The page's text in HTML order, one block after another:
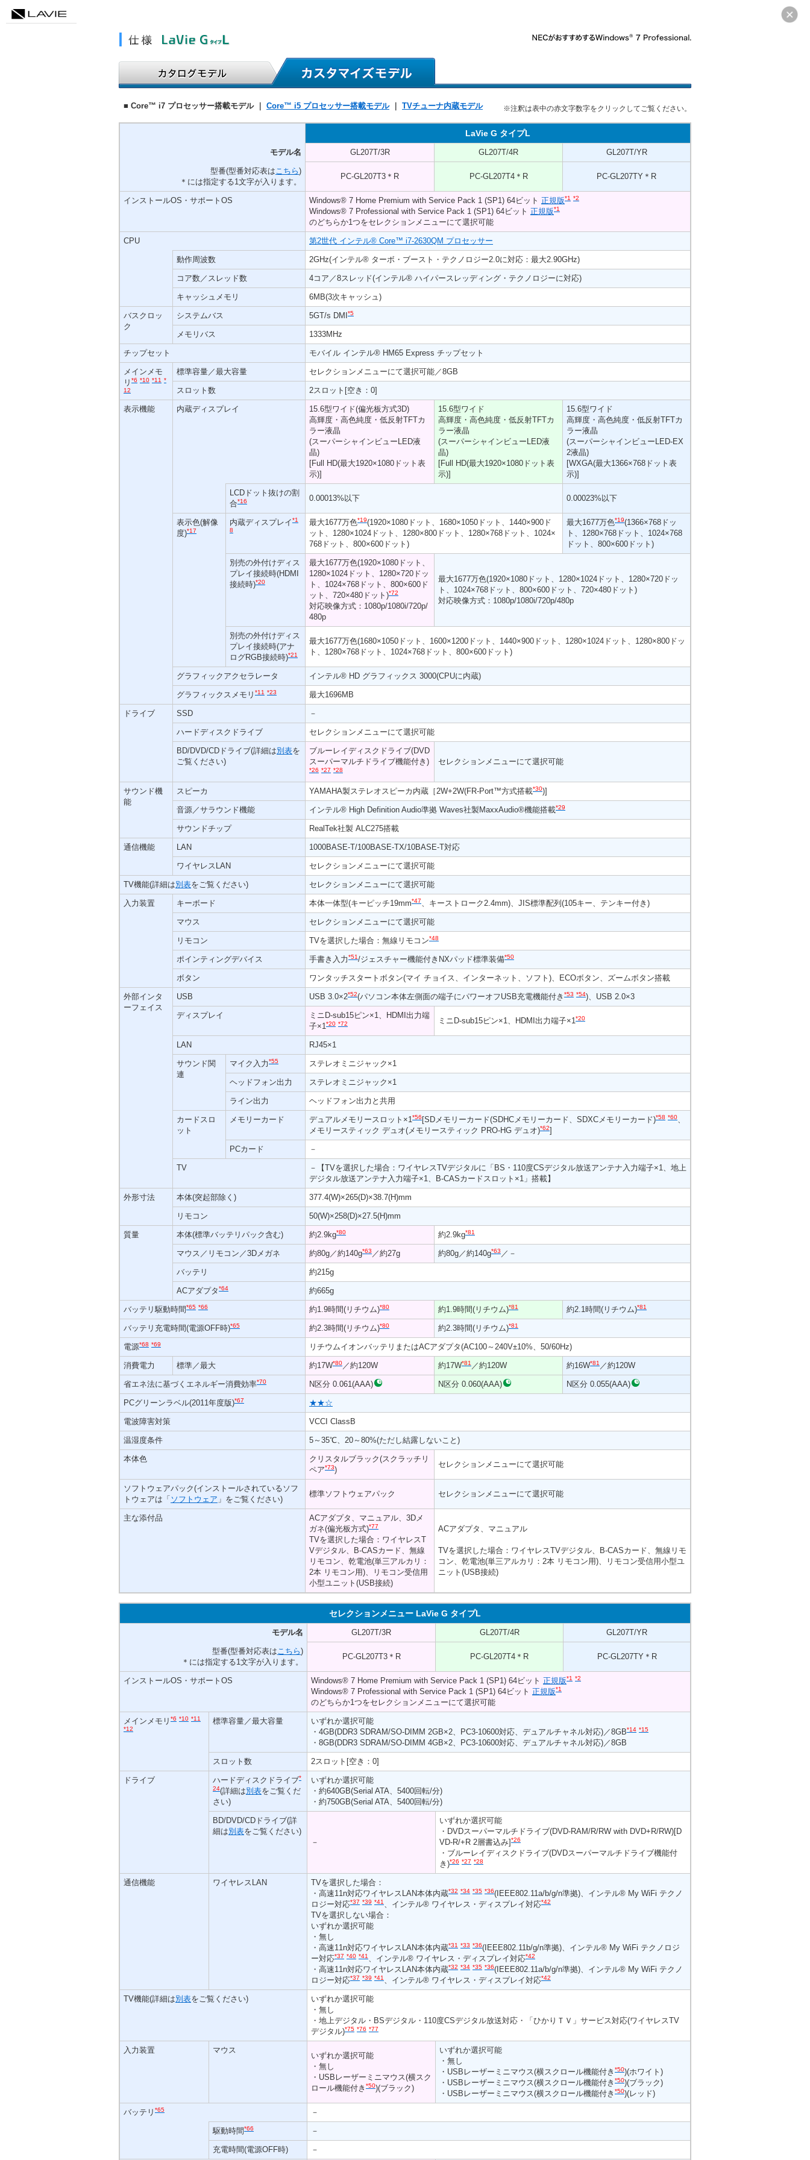
■ Core™ i7 プロセッサー搭載モデル ｜ Core™ i5 プロセッサー搭載モデル｜ TVチューナ内蔵モデル ※注釈は表中の赤文字数字をクリックしてご覧ください。
LaVie G タイプL
モデル名 GL207T/3R GL207T/4R GL207T/YR
型番(型番対応表はこちら)
＊には指定する1文字が入ります。
PC-GL207T3＊R PC-GL207T4＊R PC-GL207TY＊R
インストールOS・サポートOS Windows® 7 Home Premium with Service Pack 1 (SP1) 64ビット 正規版*1 *2
Windows® 7 Professional with Service Pack 1 (SP1) 64ビット 正規版*1
のどちらか1つをセレクションメニューにて選択可能
CPU 第2世代 インテル® Core™ i7-2630QM プロセッサー
動作周波数 2GHz(インテル® ターボ・ブースト・テクノロジー2.0に対応：最大2.90GHz)
コア数／スレッド数 4コア／8スレッド(インテル® ハイパースレッディング・テクノロジーに対応)
キャッシュメモリ 6MB(3次キャッシュ)
バスクロッ
ク
システムバス 5GT/s DMI *5
メモリバス 1333MHz
チップセット モバイル インテル® HM65 Express チップセット
メインメモ
リ *6 *10 *11 *
12
標準容量／最大容量 セレクションメニューにて選択可能／8GB
スロット数 2スロット[空き：0]
表示機能 内蔵ディスプレイ
15.6型ワイド(偏光板方式3D)
高輝度・高色純度・低反射TFTカ
ラー液晶
(スーパーシャインビューLED液
晶)
[Full HD(最大1920×1080ドット表
示)]
15.6型ワイド
高輝度・高色純度・低反射TFTカ
ラー液晶
(スーパーシャインビューLED液
晶)
[Full HD(最大1920×1080ドット表
示)]
15.6型ワイド
高輝度・高色純度・低反射TFTカ
ラー液晶
(スーパーシャインビューLED-EX
2液晶)
[WXGA(最大1366×768ドット表
示)]
LCDドット抜けの割
合*16 0.00013%以下 0.00023%以下
表示色(解像
度)*17
内蔵ディスプレイ*1
8
最大1677万色*19(1920×1080ドット、1680×1050ドット、1440×900ド
ット、1280×1024ドット、1280×800ドット、1280×768ドット、1024×
768ドット、800×600ドット)
最大1677万色*19(1366×768ドッ
ト、1280×768ドット、1024×768
ドット、800×600ドット)
別売の外付けディス
プレイ接続時(HDMI
接続時)*20
最大1677万色(1920×1080ドット、
1280×1024ドット、1280×720ドッ
ト、1024×768ドット、800×600ド
ット、720×480ドット)*72
対応映像方式：1080p/1080i/720p/
480p
最大1677万色(1920×1080ドット、1280×1024ドット、1280×720ドッ
ト、1024×768ドット、800×600ドット、720×480ドット)
対応映像方式：1080p/1080i/720p/480p
別売の外付けディス
プレイ接続時(アナ
ログRGB接続時)*21
最大1677万色(1680×1050ドット、1600×1200ドット、1440×900ドット、1280×1024ドット、1280×800ドッ
ト、1280×768ドット、1024×768ドット、800×600ドット)
グラフィックアクセラレータ インテル® HD グラフィックス 3000(CPUに内蔵)
グラフィックスメモリ *11 *23 最大1696MB
ドライブ SSD －
ハードディスクドライブ セレクションメニューにて選択可能
BD/DVD/CDドライブ(詳細は別表を
ご覧ください)
ブルーレイディスクドライブ(DVD
スーパーマルチドライブ機能付き)
*26 *27 *28
セレクションメニューにて選択可能
サウンド機
能
スピーカ YAMAHA製ステレオスピーカ内蔵［2W+2W(FR-Port™方式搭載*30)]
音源／サラウンド機能 インテル® High Definition Audio準拠 Waves社製MaxxAudio®機能搭載*29
サウンドチップ RealTek社製 ALC275搭載
通信機能 LAN 1000BASE-T/100BASE-TX/10BASE-T対応
ワイヤレスLAN セレクションメニューにて選択可能
TV機能(詳細は別表をご覧ください) セレクションメニューにて選択可能
入力装置 キーボード 本体一体型(キーピッチ19mm*47、キーストローク2.4mm)、JIS標準配列(105キー、テンキー付き)
マウス セレクションメニューにて選択可能
リモコン TVを選択した場合：無線リモコン*48
ポインティングデバイス 手書き入力*51/ジェスチャー機能付きNXパッド標準装備*50
ボタン ワンタッチスタートボタン(マイ チョイス、インターネット、ソフト)、ECOボタン、ズームボタン搭載
外部インタ
ーフェイス
USB USB 3.0×2*52(パソコン本体左側面の端子にパワーオフUSB充電機能付き *53 *54)、USB 2.0×3
ディスプレイ
ミニD-sub15ピン×1、HDMI出力端
子×1*20 *72 ミニD-sub15ピン×1、HDMI出力端子×1*20
LAN RJ45×1
サウンド関
連
マイク入力*55 ステレオミニジャック×1
ヘッドフォン出力 ステレオミニジャック×1
ライン出力 ヘッドフォン出力と共用
カードスロ
ット
メモリーカード デュアルメモリースロット×1*56 [SDメモリーカード(SDHCメモリーカード、SDXCメモリーカード)*58 *60、
メモリースティック デュオ(メモリースティック PRO-HG デュオ)*62]
PCカード －
TV
－【TVを選択した場合：ワイヤレスTVデジタルに「BS・110度CSデジタル放送アンテナ入力端子×1、地上
デジタル放送アンテナ入力端子×1、B-CASカードスロット×1」搭載】
外形寸法 本体(突起部除く) 377.4(W)×265(D)×38.7(H)mm
リモコン 50(W)×258(D)×27.5(H)mm
質量 本体(標準バッテリパック含む) 約2.9kg*80 約2.9kg*81
マウス／リモコン／3Dメガネ 約80g／約140g*63 ／約27g 約80g／約140g*63 ／－
バッテリ 約215g
ACアダプタ*64 約665g
バッテリ駆動時間*65 *66 約1.9時間(リチウム)*80 約1.9時間(リチウム)*81 約2.1時間(リチウム)*81
バッテリ充電時間(電源OFF時)*65 約2.3時間(リチウム)*80 約2.3時間(リチウム)*81
電源*68 *69 リチウムイオンバッテリまたはACアダプタ(AC100～240V±10%、50/60Hz)
消費電力 標準／最大 約17W*80／約120W 約17W*81 ／約120W 約16W*81 ／約120W
省エネ法に基づくエネルギー消費効率*70 N区分 0.061(AAA) N区分 0.060(AAA) N区分 0.055(AAA)
PCグリーンラベル(2011年度版)*67 ★★☆
電波障害対策 VCCI ClassB
温湿度条件 5～35℃、20～80%(ただし結露しないこと)
本体色
クリスタルブラック(スクラッチリ
ペア*73)
セレクションメニューにて選択可能
ソフトウェアパック(インストールされているソフ
トウェアは「 ソフトウェア 」をご覧ください)
標準ソフトウェアパック セレクションメニューにて選択可能
主な添付品
ACアダプタ、マニュアル、3Dメ
ガネ(偏光板方式)*77
TVを選択した場合：ワイヤレスT
Vデジタル、B-CASカード、無線
リモコン、乾電池(単三アルカリ：
2本 リモコン用)、リモコン受信用
小型ユニット(USB接続)
ACアダプタ、マニュアル
TVを選択した場合：ワイヤレスTVデジタル、B-CASカード、無線リモ
コン、乾電池(単三アルカリ：2本 リモコン用)、リモコン受信用小型ユ
ニット(USB接続)
セレクションメニュー LaVie G タイプL
モデル名 GL207T/3R GL207T/4R GL207T/YR
型番(型番対応表はこちら)
＊には指定する1文字が入ります。
PC-GL207T3＊R PC-GL207T4＊R PC-GL207TY＊R
インストールOS・サポートOS Windows® 7 Home Premium with Service Pack 1 (SP1) 64ビット 正規版*1 *2
Windows® 7 Professional with Service Pack 1 (SP1) 64ビット 正規版*1
のどちらか1つをセレクションメニューにて選択可能
メインメモリ *6 *10 *11
*12
標準容量／最大容量
いずれか選択可能
・4GB(DDR3 SDRAM/SO-DIMM 2GB×2、PC3-10600対応、デュアルチャネル対応)／8GB*14 *15
・8GB(DDR3 SDRAM/SO-DIMM 4GB×2、PC3-10600対応、デュアルチャネル対応)／8GB
スロット数 2スロット[空き：0]
ドライブ ハードディスクドライブ*
24(詳細は別表をご覧くだ
さい)
いずれか選択可能
・約640GB(Serial ATA、5400回転/分)
・約750GB(Serial ATA、5400回転/分)
BD/DVD/CDドライブ(詳
細は別表をご覧ください)
－
いずれか選択可能
・DVDスーパーマルチドライブ(DVD-RAM/R/RW with DVD+R/RW)[D
VD-R/+R 2層書込み]*26
・ブルーレイディスクドライブ(DVDスーパーマルチドライブ機能付
き)*26 *27 *28
通信機能 ワイヤレスLAN
TVを選択した場合：
・高速11n対応ワイヤレスLAN本体内蔵*32 *34 *35 *36(IEEE802.11a/b/g/n準拠)、インテル® My WiFi テクノ
ロジー対応*37 *39 *41 、インテル® ワイヤレス・ディスプレイ対応*42
TVを選択しない場合：
いずれか選択可能
・無し
・高速11n対応ワイヤレスLAN本体内蔵*31 *33 *36(IEEE802.11b/g/n準拠)、インテル® My WiFi テクノロジ
ー対応*37 *40 *41 、インテル® ワイヤレス・ディスプレイ対応*42
・高速11n対応ワイヤレスLAN本体内蔵*32 *34 *35 *36(IEEE802.11a/b/g/n準拠)、インテル® My WiFi テクノ
ロジー対応*37 *39 *41 、インテル® ワイヤレス・ディスプレイ対応*42
TV機能(詳細は別表をご覧ください)
いずれか選択可能
・無し
・地上デジタル・BSデジタル・110度CSデジタル放送対応・「ひかりＴＶ」サービス対応(ワイヤレスTV
デジタル)*75 *76 *77
入力装置 マウス
いずれか選択可能
・無し
・USBレーザーミニマウス(横スク
ロール機能付き *50)(ブラック)
いずれか選択可能
・無し
・USBレーザーミニマウス(横スクロール機能付き *50)(ホワイト)
・USBレーザーミニマウス(横スクロール機能付き *50)(ブラック)
・USBレーザーミニマウス(横スクロール機能付き *50)(レッド)
バッテリ *65 －
駆動時間*66 －
充電時間(電源OFF時) －